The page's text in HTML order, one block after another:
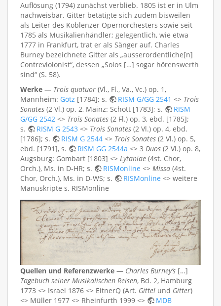
Auflösung (1794) zunächst verblieb. 1805 ist er in Ulm
nachweisbar. Gitter betätigte sich zudem bisweilen
als Leiter des Koblenzer Opernorchesters sowie seit
1785 als Musikalienhändler; gelegentlich, wie etwa
1777 in Frankfurt, trat er als Sänger auf. Charles
Burney bezeichnete Gitter als „ausserordentliche[n]
Contreviolonist“, dessen „Solos […] sogar hörenswerth
sind“ (S. 58).
Werke — Trois quatuor (Vl., Fl., Va., Vc.) op. 1,
Mannheim: Götz [1784]; s. RISM G/GG 2541 <> Trois
Sonates (2 Vl.) op. 2, Mainz: Schott [1783]; s.
RISM
G/GG 2542 <> Trois Sonates (2 Fl.) op. 3, ebd. [1785];
s.
RISM G 2543 <> Trois Sonates (2 Vl.) op. 4, ebd.
[1786]; s.
RISM G 2544 <> Trois Sonates (2 Vl.) op. 5,
ebd. [1791], s.
RISM GG 2544a <> 3 Duos (2 Vl.) op. 8,
Augsburg: Gombart [1803] <> Lytaniae (4st. Chor,
Orch.), Ms. in D-HR; s.
RISMonline <> Missa (4st.
Chor, Orch.), Ms. in D-WS; s.
RISMonline <> weitere
Manuskripte s. RISMonline
Quellen und Referenzwerke — Charles Burney’s […]
Tagebuch seiner Musikalischen Reisen, Bd. 2, Hamburg
1773 <> Israel 1876 <> EitnerQ (Art. Gittel und Gitter)
<> Müller 1977 <> Rheinfurth 1999 <>
MDB